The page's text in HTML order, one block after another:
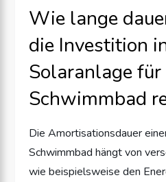
Wie lange
die Investition
Solaranlage für
Schwimmbad
Die Amortisationsdauer
Schwimmbad hängt von
wie beispielsweise den